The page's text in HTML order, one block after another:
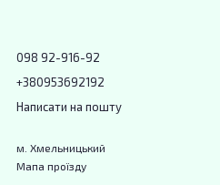
098 92-916-92
+380953692192
Написати на пошту
м. Хмельницький
Мапа проїзду